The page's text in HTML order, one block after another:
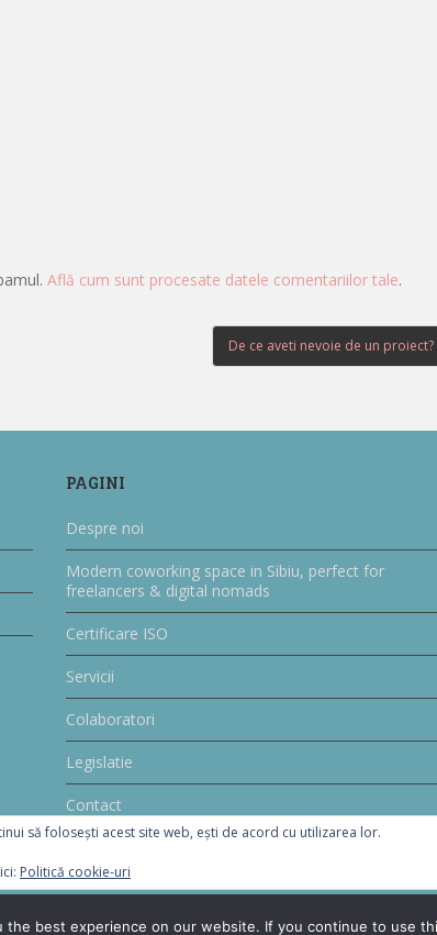
Află cum sunt procesate datele comentariilor tale.
De ce aveti nevoie de un proiect?
să folosești acest site web, ești de acord cu utilizarea lor.
Politică cookie-uri
PAGINI
Despre noi
Modern coworking space in Sibiu, perfect for
freelancers & digital nomads
Certificare ISO
Servicii
Colaboratori
Legislatie
Contact
the best experience on our website. If you continue to use